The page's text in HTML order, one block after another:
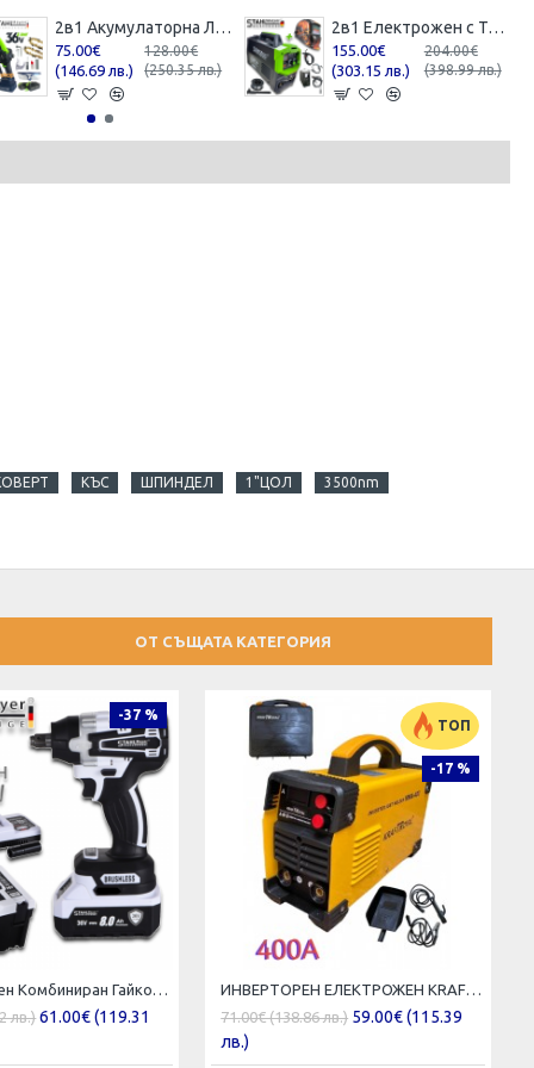
2в1 Акумулаторна Лозарска Ножица и Трион с Омасляване 36V 8AH STAHLMAYER BLACK
75.00€
(146.69 лв.)
128.00€
(250.35 лв.)
2в1 Електрожен с Телоподаващо 400А + Соларен Шлем Маска STAHLMAYER с Ролка модел: 2024
155.00€
(303.15 лв.)
204.00€
(398.99 лв.)
КЪС ШПИНДЕЛ 1"ЦОЛ 3500nm
ОТ СЪЩАТА КАТЕГОРИЯ
-37 %
Акумулаторен Комбиниран Гайковерт – Винтоверт 36V 8,0AH Ударен STAHLMAYER Модел-2024
лв.) 61.00€ (119.31
ТОП
-17 %
ИНВЕРТОРЕН ЕЛЕКТРОЖЕН KRAFTROYAL 400А + КУФАР
71.00€ (138.86 лв.) 59.00€ (115.39
лв.)